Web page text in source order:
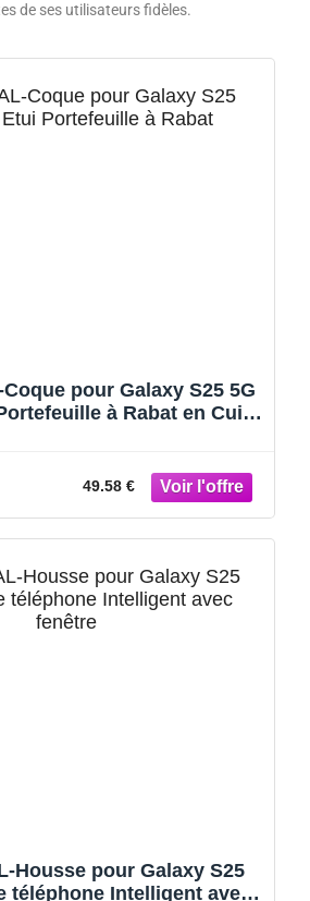
de ses utilisateurs fidèles.
pour Galaxy S25 5G
à Rabat en Cuir
avec Galaxy S 25 -
Bleu Marine
49.58 €
Housse pour Galaxy S25
téléphone Intelligent avec